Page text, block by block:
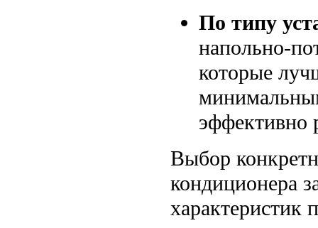
По типу
напольно-
которые
эффективно
Выбор
кондиционера
характеристик